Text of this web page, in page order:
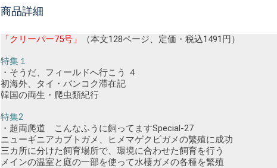
商品詳細
「クリーパー75号」 （本文128ページ、定価・税込1491円）
特集１
・そうだ、フィールドへ行こう ４
初海外、タイ・バンコク滞在記
韓国の両生・爬虫類紀行
特集2
・超両爬道 こんなふうに飼ってますSpecial-27
ニューギニアカブトガメ、ヒメマゲクビガメの繁殖に成功
三カ所に分けた飼育場所で、環境に合わせた飼育を行う
メインの温室と庭の一部を使って水棲ガメの各種を繁殖